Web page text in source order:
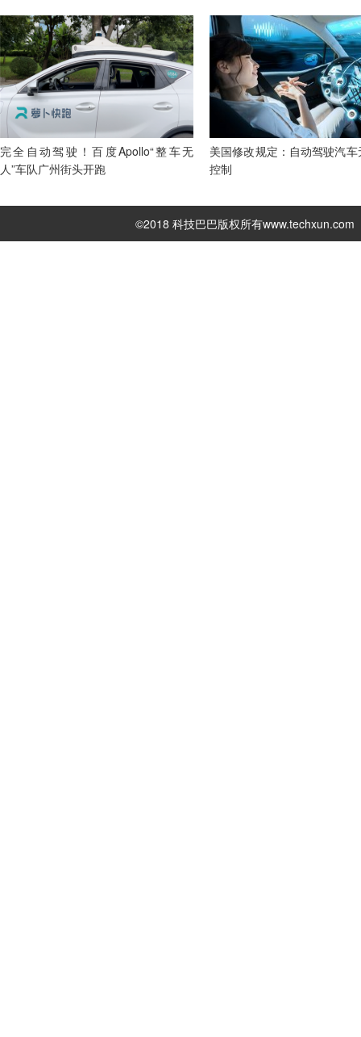
完全自动驾驶！百度Apollo“整车无
人”车队广州街头开跑
美国修改规定：自动驾驶汽
控制
©2018 科技巴巴版权所有www.techxun.com